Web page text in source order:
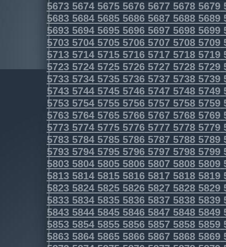
5673567456755676567756785679
5683568456855686568756885689
5693569456955696569756985699
5703570457055706570757085709
5713571457155716571757185719
5723572457255726572757285729
5733573457355736573757385739
5743574457455746574757485749
5753575457555756575757585759
5763576457655766576757685769
5773577457755776577757785779
5783578457855786578757885789
5793579457955796579757985799
5803580458055806580758085809
5813581458155816581758185819
5823582458255826582758285829
5833583458355836583758385839
5843584458455846584758485849
5853585458555856585758585859
5863586458655866586758685869